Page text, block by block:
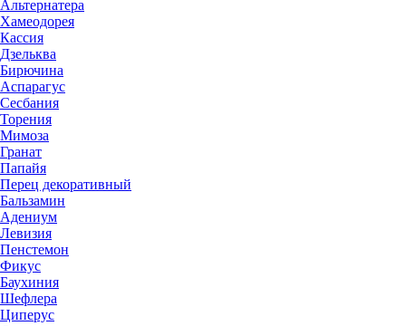
Альтернатера
Хамеодорея
Кассия
Дзельква
Бирючина
Аспарагус
Сесбания
Торения
Мимоза
Гранат
Папайя
Перец декоративный
Бальзамин
Адениум
Левизия
Пенстемон
Фикус
Баухиния
Шефлера
Циперус